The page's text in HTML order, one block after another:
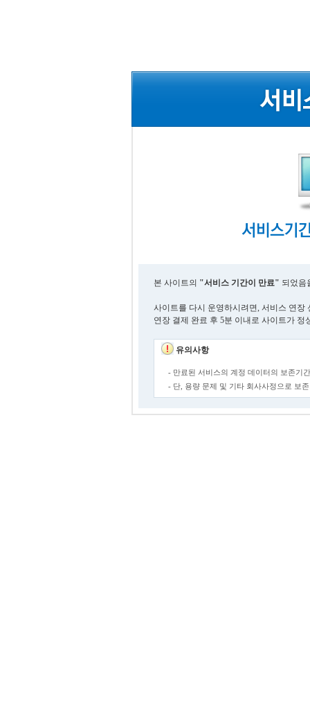
본 사이트의 "서비스 기간이 만료" 되었음
사이트를 다시 운영하시려면, 서비스 연장
연장 결제 완료 후 5분 이내로 사이트가 정
유의사항
- 만료된 서비스의 계정 데이터의 보존기
- 단, 용량 문제 및 기타 회사사정으로 보